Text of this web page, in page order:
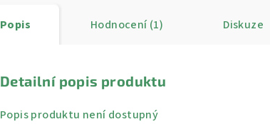
Popis Hodnocení (1) Diskuze
Detailní popis produktu
Popis produktu není dostupný